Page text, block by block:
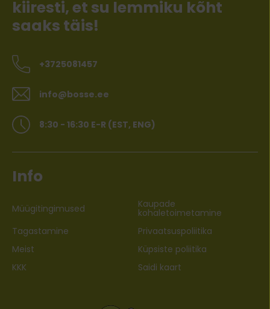
kiiresti, et su lemmiku kõht
saaks täis!
+3725081457
info@bosse.ee
8:30 - 16:30 E-R (EST, ENG)
Info
Müügitingimused Kaupade
kohaletoimetamine
Tagastamine
Privaatsuspoliitika
Meist
Küpsiste poliitika
KKK
Saidi kaart